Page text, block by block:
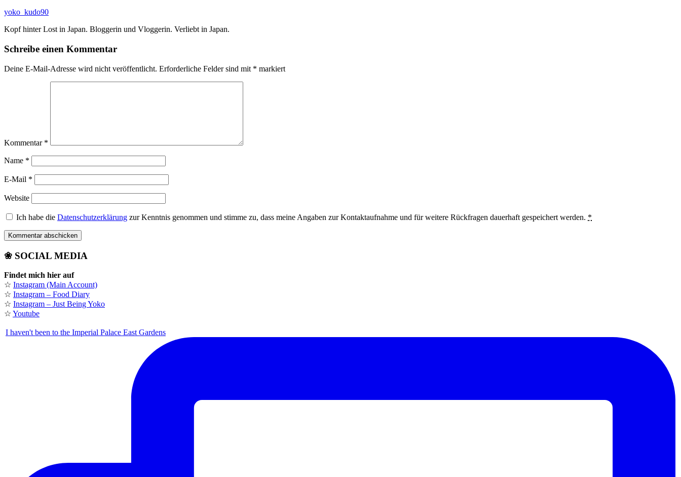
yoko_kudo90
Kopf hinter Lost in Japan. Bloggerin und Vloggerin. Verliebt in Japan.
Schreibe einen Kommentar
Deine E-Mail-Adresse wird nicht veröffentlicht. Erforderliche Felder sind mit * markiert
Kommentar *
Name *
E-Mail *
Website
Ich habe die Datenschutzerklärung zur Kenntnis genommen und stimme zu, dass meine Angaben zur Kontaktaufnahme und für weitere Rückfragen dauerhaft gespeichert werden. *
❀ SOCIAL MEDIA
Findet mich hier auf
☆ Instagram (Main Account)
☆ Instagram – Food Diary
☆ Instagram – Just Being Yoko
☆ Youtube
I haven't been to the Imperial Palace East Gardens